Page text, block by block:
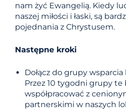
nam żyć Ewangelią. Kiedy
naszej miłości i łaski, są
pojednania z Chrystusem.
Następne kroki
Dołącz do grupy
Przez 10 tygodni grupy te
współpracować z
partnerskimi w naszych